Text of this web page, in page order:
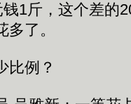
1斤，这个差的
了。
例？